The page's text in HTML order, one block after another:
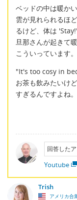
ベッドの中は暖か
雲が見れられるほ
るけど、体は
旦那さんが起きて
こういっています。
"It's too cosy in
お茶も飲みたいけ
すぎるんですよね。
回答した
Youtube
Trish
アメリカ合